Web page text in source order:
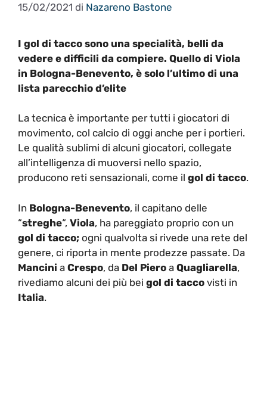
15/02/2021 di Nazareno Bastone
I gol di tacco sono una specialità, belli da
vedere e difficili da compiere. Quello di Viola
in Bologna-Benevento, è solo l’ultimo di una
lista parecchio d’elite
La tecnica è importante per tutti i giocatori di
movimento, col calcio di oggi anche per i portieri.
Le qualità sublimi di alcuni giocatori, collegate
all’intelligenza di muoversi nello spazio,
producono reti sensazionali, come il gol di tacco.
In Bologna-Benevento, il capitano delle
“streghe“, Viola, ha pareggiato proprio con un
gol di tacco; ogni qualvolta si rivede una rete del
genere, ci riporta in mente prodezze passate. Da
Mancini a Crespo, da Del Piero a Quagliarella,
rivediamo alcuni dei più bei gol di tacco visti in
Italia.